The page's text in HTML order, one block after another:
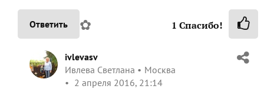
Ответить ✿ 1 Спасибо!
ivlevasv
Ивлева Светлана
Москва
2 апреля 2016, 21:14